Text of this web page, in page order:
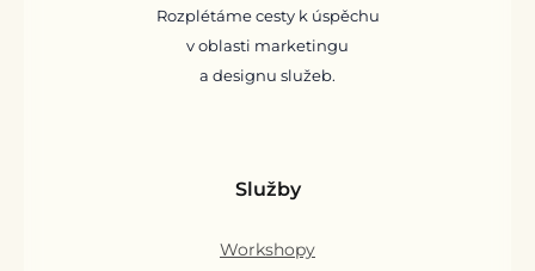
Rozplétáme cesty k úspěchu
v oblasti marketingu
a designu služeb.
Služby
Workshopy